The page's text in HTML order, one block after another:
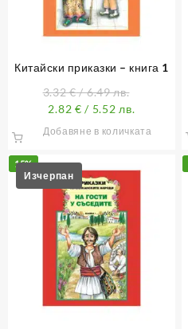
Китайски приказки – книга 1
3.32€/ 6.49 лв.
2.82 € / 5.52 лв.
Добавяне в количката
15%